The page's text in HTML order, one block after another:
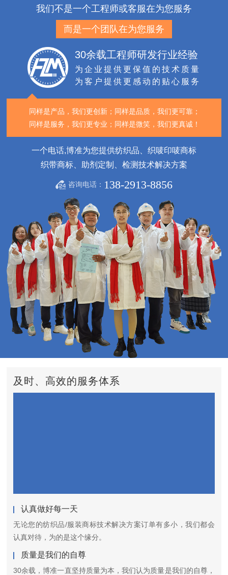
我们不是一个工程师或客服在为您服务
而是一个团队在为您服务
30余载工程师研发行业经验
为企业提供更保值的技术质量
为客户提供更感动的贴心服务
同样是产品，我们更创新； 同样是品质，我们更可靠；
同样是服务，我们更专业； 同样是微笑，我们更真诚！
一个电话,博准为您提供纺织品、织唛印唛商标
织带商标、助剂定制、检测技术解决方案
咨询电话： 138-2913-8856
及时、高效的服务体系
认真做好每一天
无论您的纺织品/服装商标技术解决方案订单有多小，我们都会
认真对待，为的是这个缘分。
质量是我们的自尊
30余载，博准一直坚持质量为本，我们认为质量是我们的自尊，